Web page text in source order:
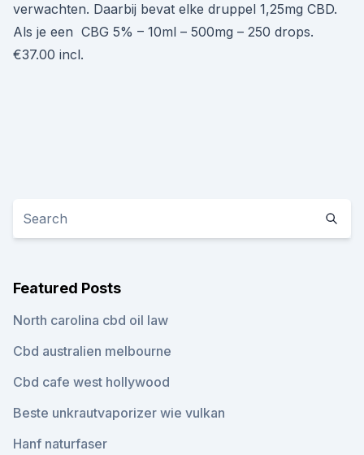
verwachten. Daarbij bevat elke druppel 1,25mg CBD.
Als je een CBG 5% – 10ml – 500mg – 250 drops.
€37.00 incl.
Featured Posts
North carolina cbd oil law
Cbd australien melbourne
Cbd cafe west hollywood
Beste unkrautvaporizer wie vulkan
Hanf naturfaser